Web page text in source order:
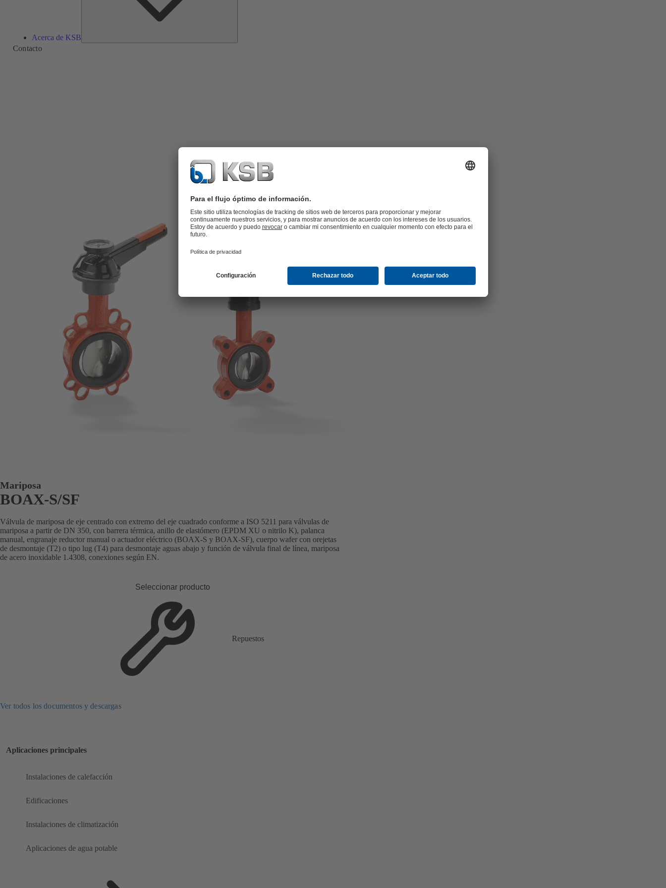
Acerca de KSB
Contacto
Mariposa
BOAX-S/SF
Válvula de mariposa de eje centrado con extremo del eje cuadrado conforme a ISO 5211 para válvulas de
mariposa a partir de DN 350, con barrera térmica, anillo de elastómero (EPDM XU o nitrilo K), palanca
manual, engranaje reductor manual o actuador eléctrico (BOAX-S y BOAX-SF), cuerpo wafer con orejetas
de desmontaje (T2) o tipo lug (T4) para desmontaje aguas abajo y función de válvula final de línea, mariposa
de acero inoxidable 1.4308, conexiones según EN.
Seleccionar producto
Repuestos
Ver todos los documentos y descargas
Aplicaciones principales
Instalaciones de calefacción
Edificaciones
Instalaciones de climatización
Aplicaciones de agua potable